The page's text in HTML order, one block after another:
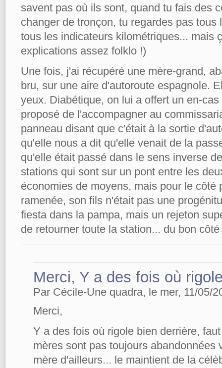
savent pas où ils sont, quand tu fais des
changer de tronçon, tu regardes pas
tous les indicateurs kilométriques... mais
explications assez folklo !)
Une fois, j'ai récupéré une mère-grand,
bru, sur une aire d'autoroute espagnole.
yeux. Diabétique, on lui a offert un en-
proposé de l'accompagner au
panneau disant que c'était à la sortie
qu'elle nous a dit qu'elle venait de la
qu'elle était passé dans le sens inverse
stations qui sont sur un pont entre les
économies de moyens, mais pour le côté
ramenée, son fils n'était pas une
fiesta dans la pampa, mais un rejeton
de retourner toute la station... du bon
Merci, Y a des fois où
Par Cécile-Une quadra, le mer, 11/05/
Merci,
Y a des fois où rigole bien derrière,
mères sont pas toujours abandonnées
mère d'ailleurs... le maintient de la